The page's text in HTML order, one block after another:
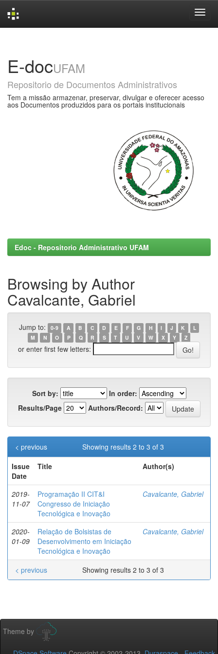
E-docUFAM
Repositorio de Documentos Administrativos
Tem a missão armazenar, preservar, divulgar e oferecer acesso
aos Documentos produzidos para os portais institucionais
Edoc - Repositorio Administrativo UFAM
Browsing by Author
Cavalcante, Gabriel
Jump to: 0-9 A B C D E F G H I J K
L
M
N O P Q R S T U V W X Y Z
or enter first few letters:
Sort by:
In order:
Results/Page
Authors/Record:
Showing results 2 to 3 of 3
< previous
Issue
Date
Title Author(s)
2019-
11-07
Programação II CIT&I
Congresso de Iniciação
Tecnológica e Inovação
Cavalcante, Gabriel
2020-
01-09
Relação de Bolsistas de
Desenvolvimento em Iniciação
Tecnológica e Inovação
Cavalcante, Gabriel
Showing results 2 to 3 of 3
< previous
Theme by